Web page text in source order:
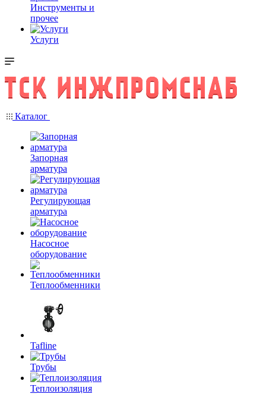
Инструменты и
прочее
Услуги
Каталог
Запорная
арматура
Регулирующая
арматура
Насосное
оборудование
Теплообменники
Tafline
Трубы
Теплоизоляция